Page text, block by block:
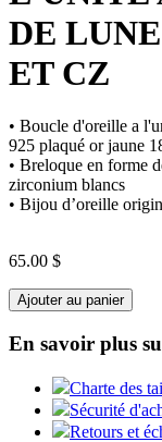
DE
ET CZ
• Boucle d'oreille a
925 plaqué or jaune
• Breloque en forme
zirconium blancs
• Bijou d’oreille
65.00 $
Ajouter au panier
En savoir plus
Charte des
Sécurité
Retours et